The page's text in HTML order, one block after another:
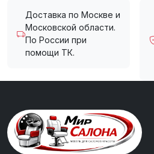
Доставка по Москве и
Московской области.
По России при
помощи ТК.